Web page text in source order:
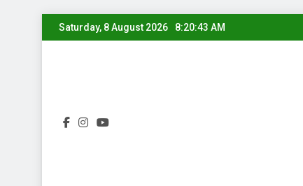
Saturday, 8 August 2026 8:20:43 AM